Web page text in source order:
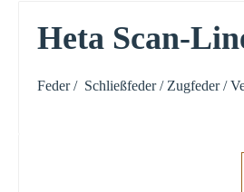
Heta Scan-
Feder / Schließfeder / Zugfeder /